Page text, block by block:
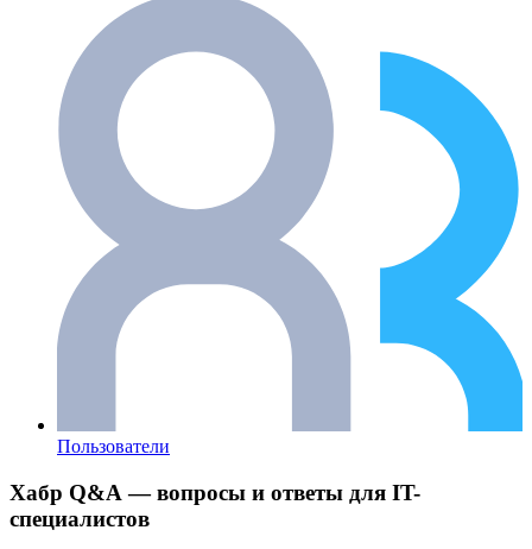
Пользователи
Хабр Q&A — вопросы и ответы для IT-
специалистов